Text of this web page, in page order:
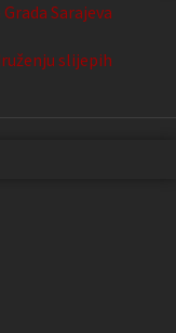
Sarajeva
slijepih